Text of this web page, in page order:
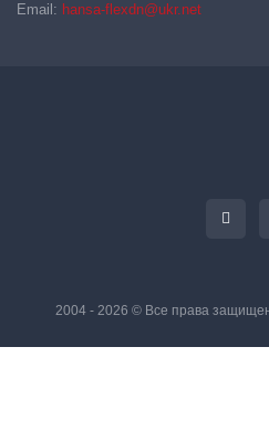
Email: hansa-flexdn@ukr.net
2004 - 2026 © Все права